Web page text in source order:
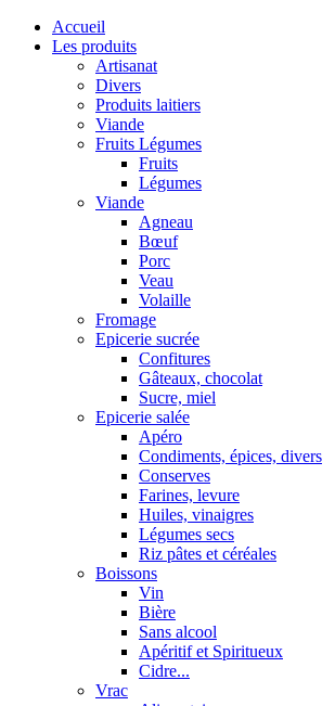
Accueil
Les produits
Artisanat
Divers
Produits laitiers
Viande
Fruits Légumes
Fruits
Légumes
Viande
Agneau
Bœuf
Porc
Veau
Volaille
Fromage
Epicerie sucrée
Confitures
Gâteaux, chocolat
Sucre, miel
Epicerie salée
Apéro
Condiments, épices, divers
Conserves
Farines, levure
Huiles, vinaigres
Légumes secs
Riz pâtes et céréales
Boissons
Vin
Bière
Sans alcool
Apéritif et Spiritueux
Cidre...
Vrac